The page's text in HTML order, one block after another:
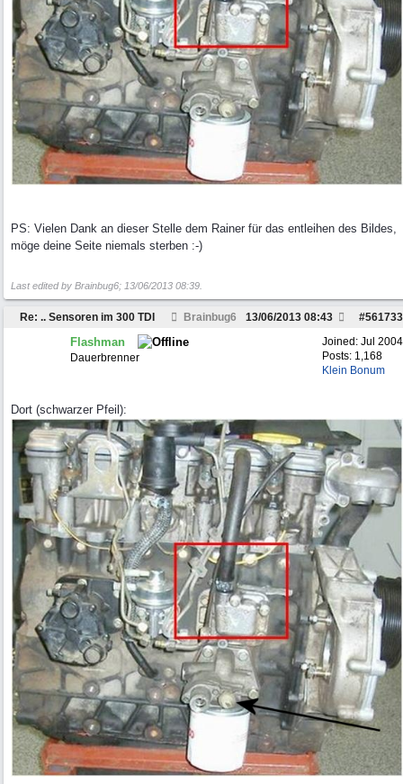
PS: Vielen Dank an dieser Stelle dem Rainer für das entleihen des Bildes,
möge deine Seite niemals sterben :-)
Last edited by Brainbug6; 13/06/2013 08:39
Re: .. Sensoren im 300 TDI Brainbug6 #561733
13/06/2013 08:43
Joined: Jul 2004
Posts: 1,168
Klein Bonum
Flashman
Dauerbrenner
Dort (schwarzer Pfeil):